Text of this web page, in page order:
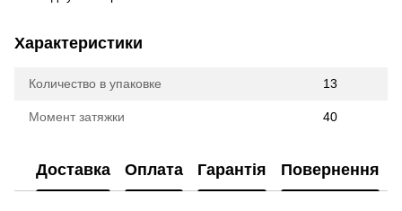
Характеристики
Количество в упаковке 13
Момент затяжки 40
Доставка Оплата Гарантія Повернення